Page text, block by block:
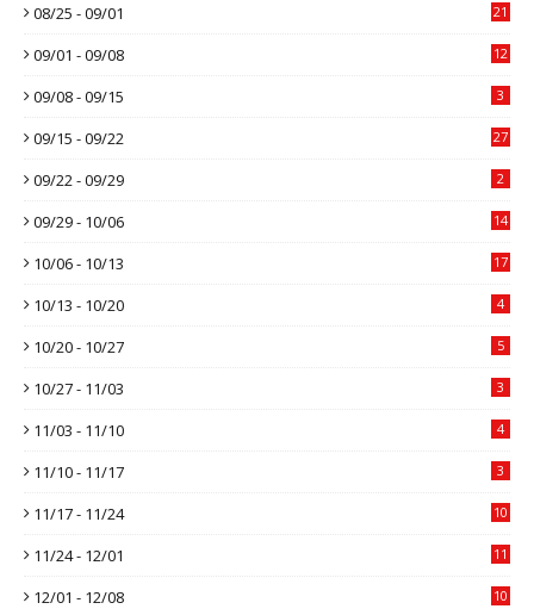
08/25 - 09/01 21
09/01 - 09/08 12
09/08 - 09/15 3
09/15 - 09/22 27
09/22 - 09/29 2
09/29 - 10/06 14
10/06 - 10/13 17
10/13 - 10/20 4
10/20 - 10/27 5
10/27 - 11/03 3
11/03 - 11/10 4
11/10 - 11/17 3
11/17 - 11/24 10
11/24 - 12/01 11
12/01 - 12/08 10